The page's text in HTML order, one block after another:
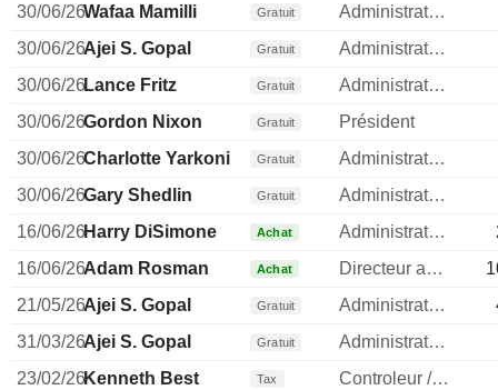
30/06/26Wafaa Mamilli Gratuit
Administrateur
30/06/26Ajei S. Gopal Gratuit
Administrateur
30/06/26Lance Fritz Gratuit
Administrateur
30/06/26Gordon Nixon Gratuit
Président
30/06/26Charlotte Yarkoni Gratuit
Administrateur
30/06/26Gary Shedlin Gratuit
Administrateur
16/06/26Harry DiSimone Achat Administrateur
16/06/26Adam Rosman Achat Directeur administratif
21/05/26Ajei S. Gopal Gratuit Administrateur
31/03/26Ajei S. Gopal Gratuit
Administrateur
23/02/26Kenneth Best Tax
Controleur / auditeur